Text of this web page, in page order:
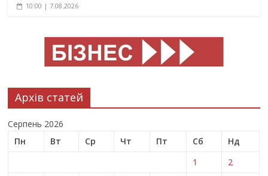
10:00 | 7.08.2026
Архів статей
Серпень 2026
Пн
Вт Ср Чт Пт Сб
Нд
1
2